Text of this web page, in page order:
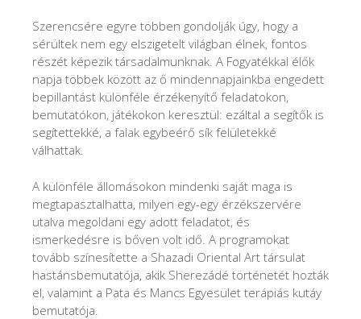
Szerencsére egyre többen gondolják úgy, hogy a
sérültek nem egy elszigetelt világban élnek, fontos
részét képezik társadalmunknak. A Fogyatékkal élők
napja többek között az ő mindennapjainkba engedett
bepillantást különféle érzékenyítő feladatokon,
bemutatókon, játékokon keresztül: ezáltal a segítők is
segítettekké, a falak egybeérő sík felületekké
válhattak.
A különféle állomásokon mindenki saját maga is
megtapasztalhatta, milyen egy-egy érzékszervére
utalva megoldani egy adott feladatot, és
ismerkedésre is bőven volt idő. A programokat
tovább színesítette a Shazadi Oriental Art társulat
hastánsbemutatója, akik Sherezádé történetét hozták
el, valamint a Pata és Mancs Egyesület terápiás kutáy
bemutatója.